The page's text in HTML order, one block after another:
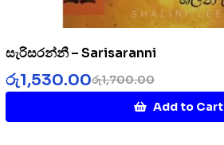
සැරිසරන්නී – Sarisaranni
රු1,700.00
රු1,530.00
Add to Cart